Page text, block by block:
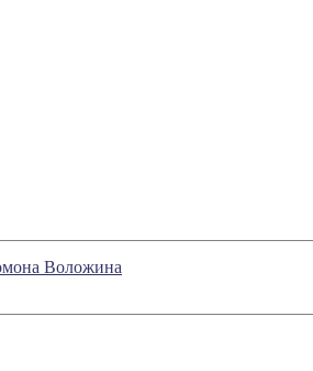
Воложина